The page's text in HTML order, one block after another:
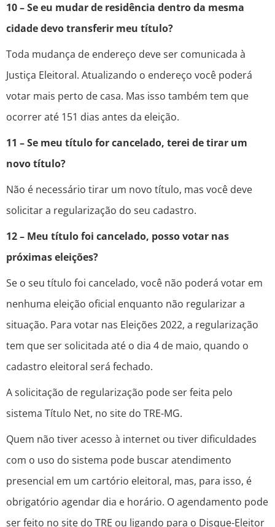
10 – Se eu mudar de residência dentro da mesma
cidade devo transferir meu título?
Toda mudança de endereço deve ser comunicada à
Justiça Eleitoral. Atualizando o endereço você poderá
votar mais perto de casa. Mas isso também tem que
ocorrer até 151 dias antes da eleição.
11 – Se meu título for cancelado, terei de tirar um
novo título?
Não é necessário tirar um novo título, mas você deve
solicitar a regularização do seu cadastro.
12 – Meu título foi cancelado, posso votar nas
próximas eleições?
Se o seu título foi cancelado, você não poderá votar em
nenhuma eleição oficial enquanto não regularizar a
situação. Para votar nas Eleições 2022, a regularização
tem que ser solicitada até o dia 4 de maio, quando o
cadastro eleitoral será fechado.
A solicitação de regularização pode ser feita pelo
sistema Título Net, no site do TRE-MG.
Quem não tiver acesso à internet ou tiver dificuldades
com o uso do sistema pode buscar atendimento
presencial em um cartório eleitoral, mas, para isso, é
obrigatório agendar dia e horário. O agendamento pode
ser feito no site do TRE ou ligando para o Disque-Eleitor